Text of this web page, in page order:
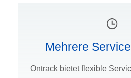
Mehrere
Ontrack bietet flexible